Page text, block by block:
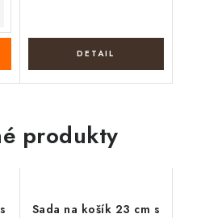
produkty
Sada na košík 23 cm s